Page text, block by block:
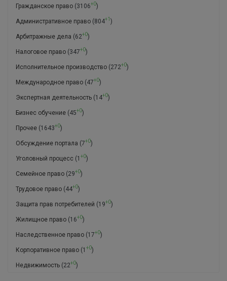
Гражданское право (3106+0)
Административное право (804+1 )
Арбитражные дела (62+0)
Налоговое право (347+0)
Исполнительное производство (272+0)
Международное право (47+0)
Экспертная деятельность (14+0)
Бизнес обучение (45+0)
Прочее (1643+0)
Обсуждение портала (7+0)
Уголовный процесс (1 +0)
Семейное право (29+0)
Трудовое право (44+0)
Защита прав потребителей (19+0)
Жилищное право (16+0)
Наследственное право (17+0)
Корпоративное право (1 +0)
Недвижимость (22+0)